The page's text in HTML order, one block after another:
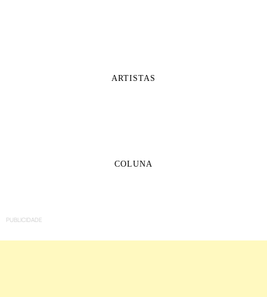
ARTISTAS
COLUNA
PUBLICIDADE